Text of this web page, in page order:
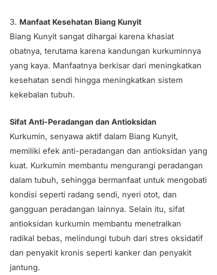
3. Manfaat Kesehatan Biang Kunyit
Biang Kunyit sangat dihargai karena khasiat
obatnya, terutama karena kandungan kurkuminnya
yang kaya. Manfaatnya berkisar dari meningkatkan
kesehatan sendi hingga meningkatkan sistem
kekebalan tubuh.
Sifat Anti-Peradangan dan Antioksidan
Kurkumin, senyawa aktif dalam Biang Kunyit,
memiliki efek anti-peradangan dan antioksidan yang
kuat. Kurkumin membantu mengurangi peradangan
dalam tubuh, sehingga bermanfaat untuk mengobati
kondisi seperti radang sendi, nyeri otot, dan
gangguan peradangan lainnya. Selain itu, sifat
antioksidan kurkumin membantu menetralkan
radikal bebas, melindungi tubuh dari stres oksidatif
dan penyakit kronis seperti kanker dan penyakit
jantung.